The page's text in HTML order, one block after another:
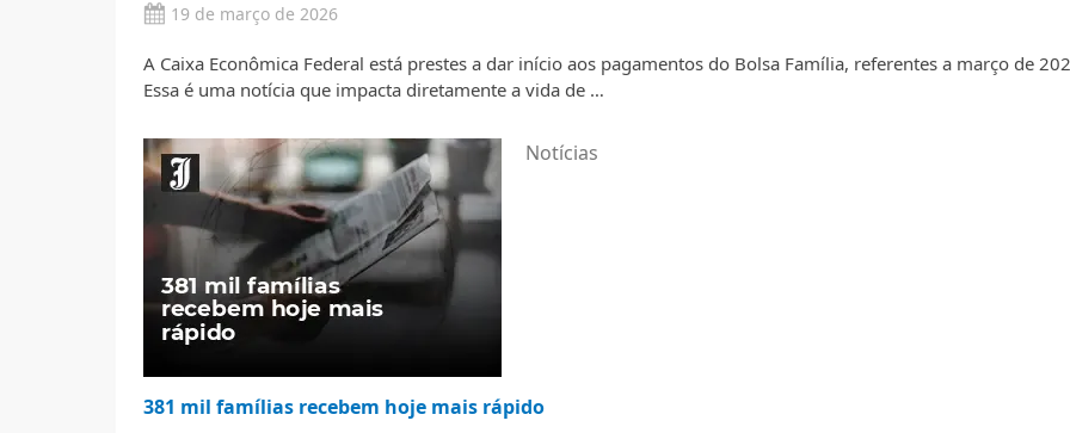
19 de março de 2026
A Caixa Econômica Federal está prestes a dar início aos pagamentos do Bolsa Família, referentes a março de
Essa é uma notícia que impacta diretamente a vida de …
Notícias
381 mil famílias recebem hoje mais rápido